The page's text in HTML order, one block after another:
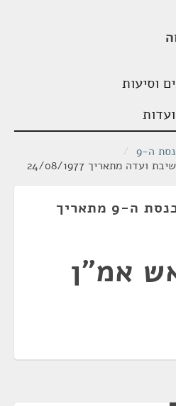
וסיעות
ועדות
ה-9
/
ועדה מתאריך 24/08/1977
ישיבת ועדה של הכנסת ה-9 מתאריך
אמ"ן